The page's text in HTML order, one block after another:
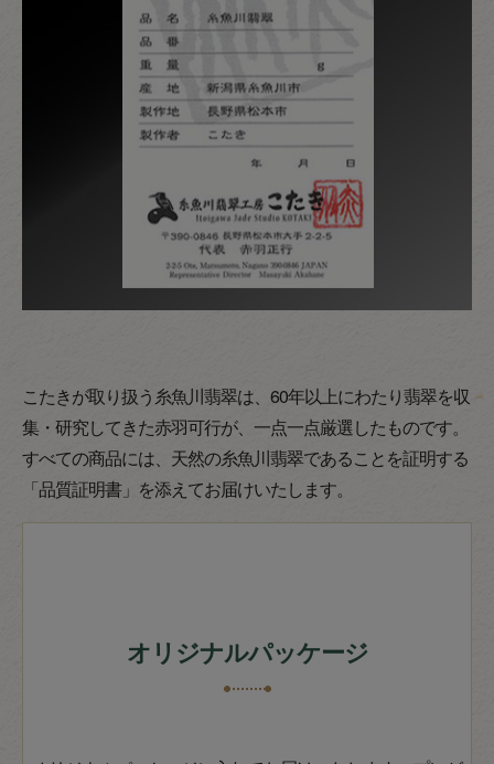
こたきが取り扱う糸魚川翡翠は、60年以上にわたり翡翠を収
集・研究してきた赤羽可行が、一点一点厳選したものです。
すべての商品には、天然の糸魚川翡翠であることを証明する
「品質証明書」を添えてお届けいたします。
オリジナルパッケージ